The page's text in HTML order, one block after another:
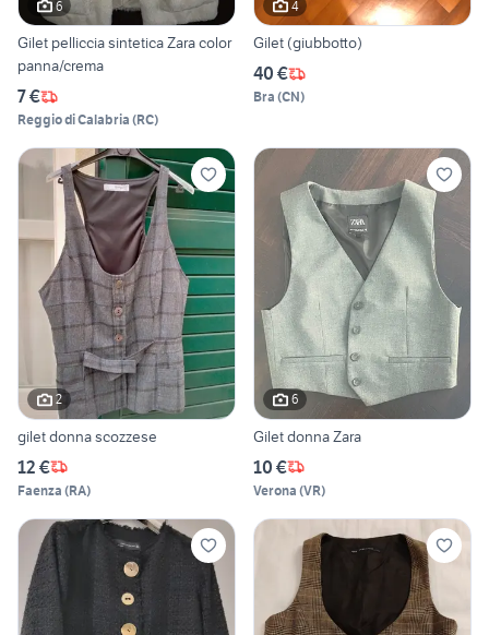
6
Gilet pelliccia sintetica Zara color
panna/crema
7 €
Reggio di Calabria (RC)
4
Gilet (giubbotto)
40 €
Bra (CN)
2
gilet donna scozzese
12 €
Faenza (RA)
6
Gilet donna Zara
10 €
Verona (VR)